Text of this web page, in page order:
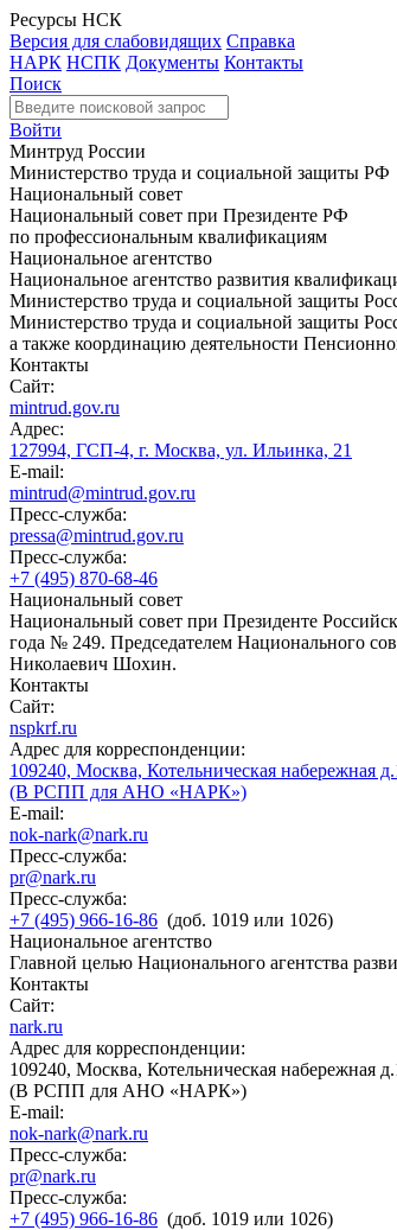
Ресурсы НСК
Версия для слабовидящих Справка
НАРК НСПК Документы Контакты
Поиск
Войти
Минтруд России
Министерство труда и социальной защиты РФ
Национальный совет
Национальный совет при Президенте РФ
по профессиональным квалификациям
Национальное агентство
Национальное агентство развития
Министерство труда и социальной защиты
Министерство труда и социальной защиты
а также координацию деятельности
Контакты
Сайт:
mintrud.gov.ru
Адрес:
127994, ГСП-4, г. Москва, ул. Ильинка, 21
E-mail:
mintrud@mintrud.gov.ru
Пресс-служба:
pressa@mintrud.gov.ru
Пресс-служба:
+7 (495) 870-68-46
Национальный совет
Национальный совет при Президенте
года № 249. Председателем Национального
Николаевич Шохин.
Контакты
Сайт:
nspkrf.ru
Адрес для корреспонденции:
109240, Москва, Котельническая набережная
(В РСПП для АНО «НАРК»)
E-mail:
nok-nark@nark.ru
Пресс-служба:
pr@nark.ru
Пресс-служба:
+7 (495) 966-16-86 (доб. 1019 или 1026)
Национальное агентство
Главной целью Национального агентства
Контакты
Сайт:
nark.ru
Адрес для корреспонденции:
109240, Москва, Котельническая набережная
(В РСПП для АНО «НАРК»)
E-mail:
nok-nark@nark.ru
Пресс-служба:
pr@nark.ru
Пресс-служба:
+7 (495) 966-16-86 (доб. 1019 или 1026)